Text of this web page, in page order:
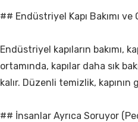
## Endüstriyel Kapı Bakımı ve
Endüstriyel kapıların bakımı,
ortamında, kapılar daha sık
kalır. Düzenli temizlik,
## İnsanlar Ayrıca Soruyor